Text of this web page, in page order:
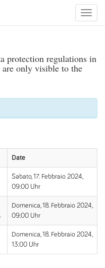
Toggle
protection regulations in
are only visible to the
Date
Sabato, 17. Febbraio 2024,
09:00 Uhr
Domenica, 18. Febbraio 2024,
09:00 Uhr
Domenica, 18. Febbraio 2024,
13:00 Uhr